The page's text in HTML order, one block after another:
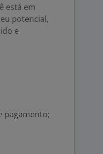
está em
potencial,
e
pagamento;